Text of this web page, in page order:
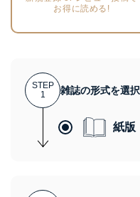
お得に読める!
STEP
1
雑誌の形式を選択
紙版